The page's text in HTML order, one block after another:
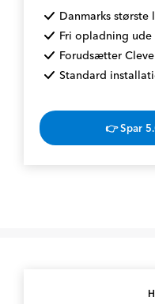
Danmarks
Fri opladning ude
Forudsætter
Standard
👉 Spar